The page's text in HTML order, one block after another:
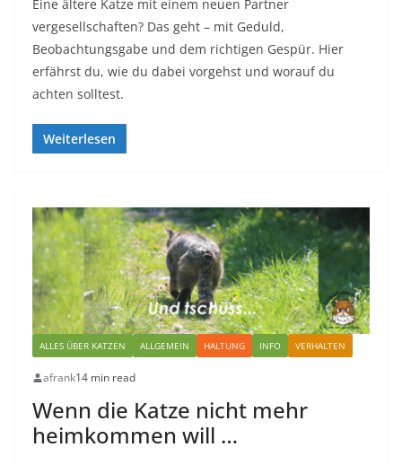
Eine ältere Katze mit einem neuen Partner
vergesellschaften? Das geht – mit Geduld,
Beobachtungsgabe und dem richtigen Gespür. Hier
erfährst du, wie du dabei vorgehst und worauf du
achten solltest.
Weiterlesen
ALLES ÜBER KATZEN ALLGEMEIN HALTUNG INFO VERHALTEN
afrank14 min read
Wenn die Katze nicht mehr
heimkommen will …